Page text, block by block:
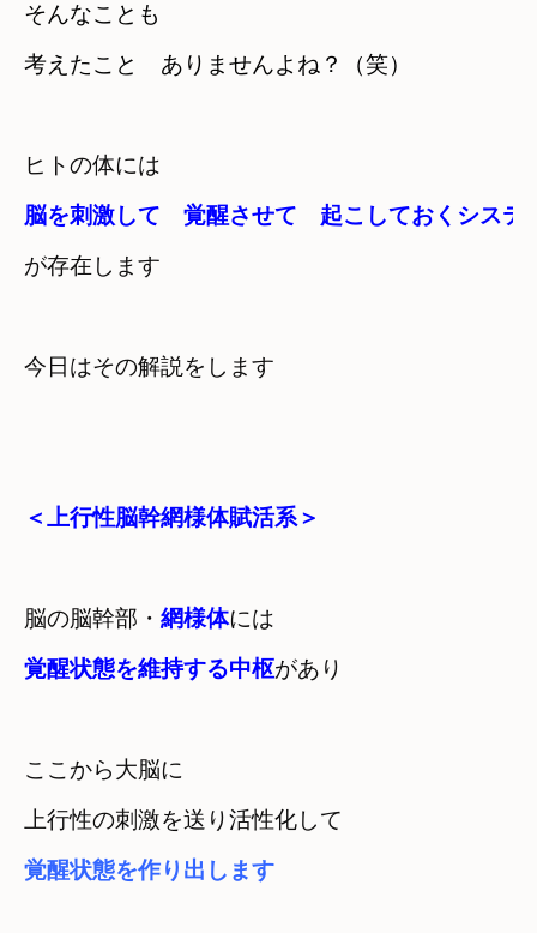
そんなことも
考えたこと　ありませんよね？（笑）
ヒトの体には
が存在します
今日はその解説をします
＜上行性脳幹網様体賦活系＞
脳の脳幹部・ 網様体
覚醒状態を維持する中枢があり
ここから大脳に
覚醒状態を作り出します